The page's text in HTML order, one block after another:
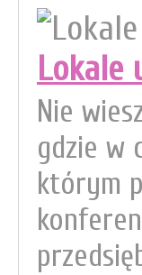
Lokale
Nie
gdzie w
którym